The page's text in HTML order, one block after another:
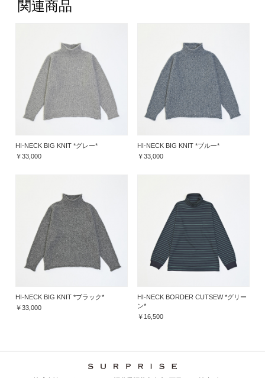
関連商品
HI-NECK BIG KNIT *グレー*
￥33,000
HI-NECK BIG KNIT *ブルー*
￥33,000
HI-NECK BIG KNIT *ブラック*
￥33,000
HI-NECK BORDER CUTSEW *グリー
ン*
￥16,500